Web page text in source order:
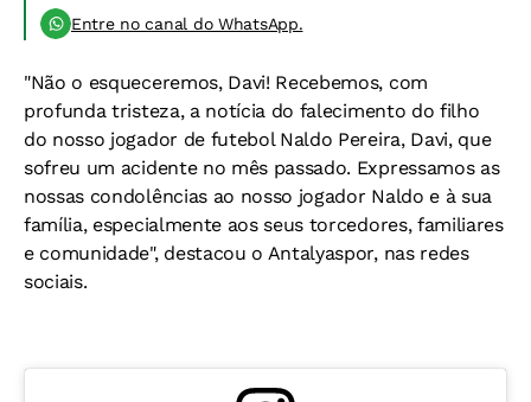
Entre no canal do WhatsApp.
"Não o esqueceremos, Davi! Recebemos, com
profunda tristeza, a notícia do falecimento do filho
do nosso jogador de futebol Naldo Pereira, Davi, que
sofreu um acidente no mês passado. Expressamos as
nossas condolências ao nosso jogador Naldo e à sua
família, especialmente aos seus torcedores, familiares
e comunidade", destacou o Antalyaspor, nas redes
sociais.